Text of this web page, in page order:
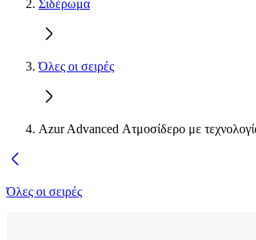
Σιδέρωμα
Όλες οι σειρές
Azur Advanced Ατμοσίδερο με
Όλες οι σειρές